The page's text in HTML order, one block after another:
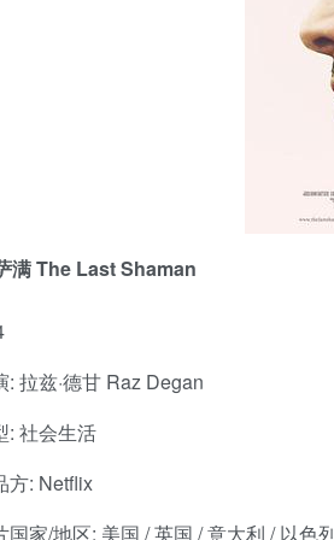
满 The Last Shaman
: 拉兹·德甘 Raz Degan
: 社会生活
方: Netflix
国家/地区: 美国 / 英国 / 意大利 / 以色